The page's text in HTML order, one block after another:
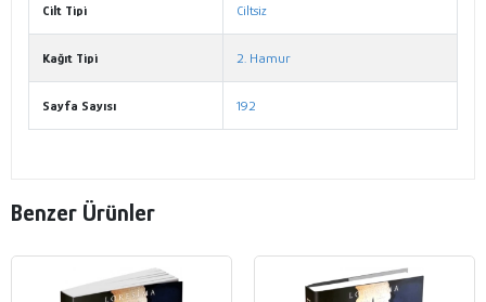
Cilt Tipi Ciltsiz
Kağıt Tipi 2. Hamur
Sayfa Sayısı 192
Benzer Ürünler